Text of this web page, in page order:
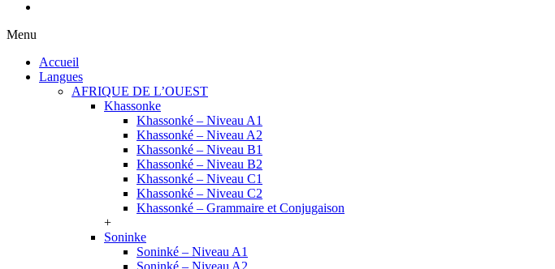
Menu
Accueil
Langues
AFRIQUE DE L’OUEST
Khassonke
Khassonké – Niveau A1
Khassonké – Niveau A2
Khassonké – Niveau B1
Khassonké – Niveau B2
Khassonké – Niveau C1
Khassonké – Niveau C2
Khassonké – Grammaire et Conjugaison
+
Soninke
Soninké – Niveau A1
Soninké – Niveau A2